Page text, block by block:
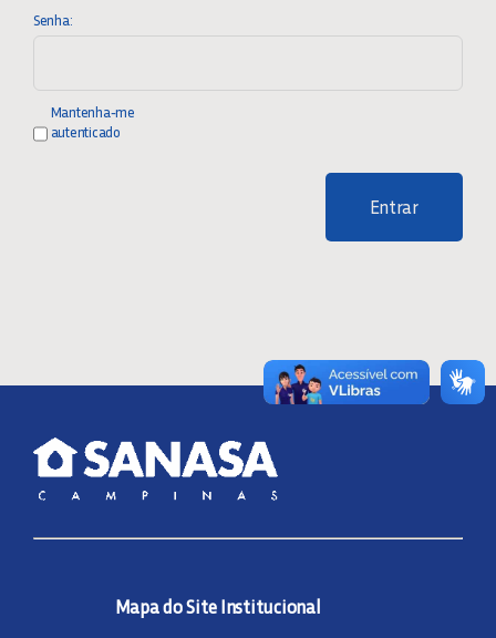
Senha:
Mantenha-me
autenticado
Entrar
Mapa do Site Institucional